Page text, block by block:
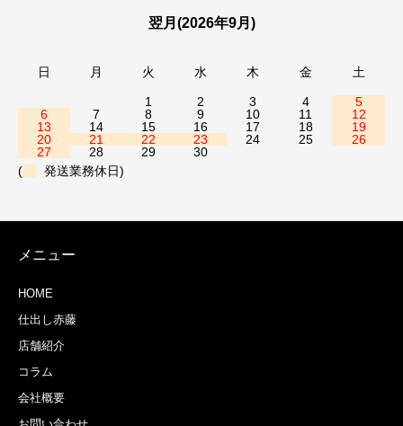
翌月(2026年9月)
日 月 火 水 木 金 土
1 2 3 4
5
6
7 8 9 10 11
12
13
14 15 16 17 18
19
20
21 22 23 24 25
26
27
28 29
30
(
発送業務休日)
メニュー
HOME
仕出し赤藤
店舗紹介
コラム
会社概要